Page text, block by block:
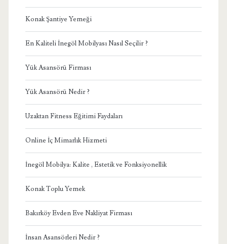
Konak Şantiye Yemeği
En Kaliteli İnegöl Mobilyası Nasıl Seçilir ?
Yük Asansörü Firması
Yük Asansörü Nedir ?
Uzaktan Fitness Eğitimi Faydaları
Online İç Mimarlık Hizmeti
İnegöl Mobilya: Kalite , Estetik ve Fonksiyonellik
Konak Toplu Yemek
Bakırköy Evden Eve Nakliyat Firması
İnsan Asansörleri Nedir ?